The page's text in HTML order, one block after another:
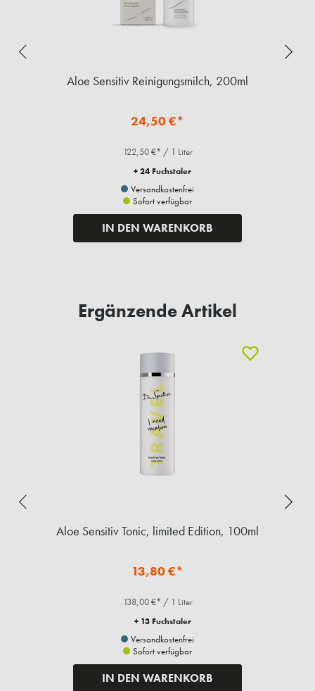
Aloe Sensitiv Reinigungsmilch, 200ml
24,50 €*
122,50 €* / 1 Liter
+ 24 Fuchstaler
Versandkostenfrei
Sofort verfügbar
IN DEN WARENKORB
Ergänzende Artikel
Aloe Sensitiv Tonic, limited Edition, 100ml
13,80 €*
138,00 €* / 1 Liter
+ 13 Fuchstaler
Versandkostenfrei
Sofort verfügbar
IN DEN WARENKORB